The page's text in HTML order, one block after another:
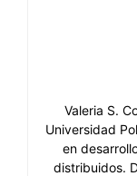
Valeria S.
Universidad
en
distribuidos.